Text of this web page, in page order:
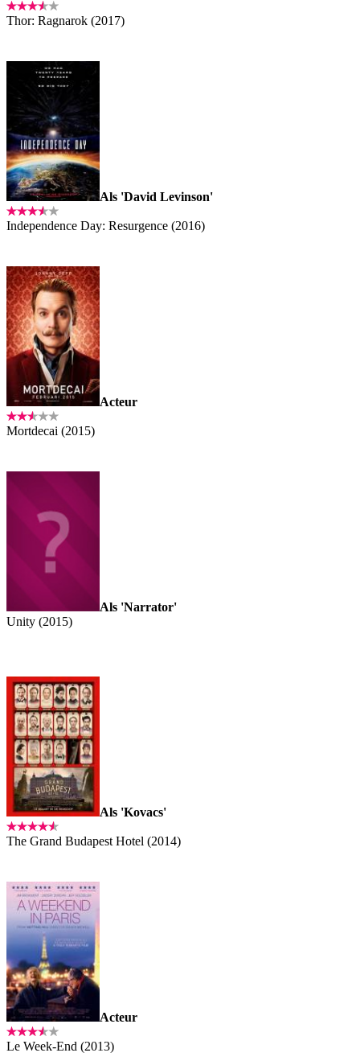
Thor: Ragnarok (2017)
Als 'David Levinson'
Independence Day: Resurgence (2016)
Acteur
Mortdecai (2015)
Als 'Narrator'
Unity (2015)
Als 'Kovacs'
The Grand Budapest Hotel (2014)
Acteur
Le Week-End (2013)